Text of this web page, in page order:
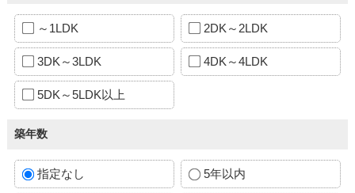
～1LDK 2DK～2LDK
3DK～3LDK 4DK～4LDK
5DK～5LDK以上
築年数
指定なし 5年以内